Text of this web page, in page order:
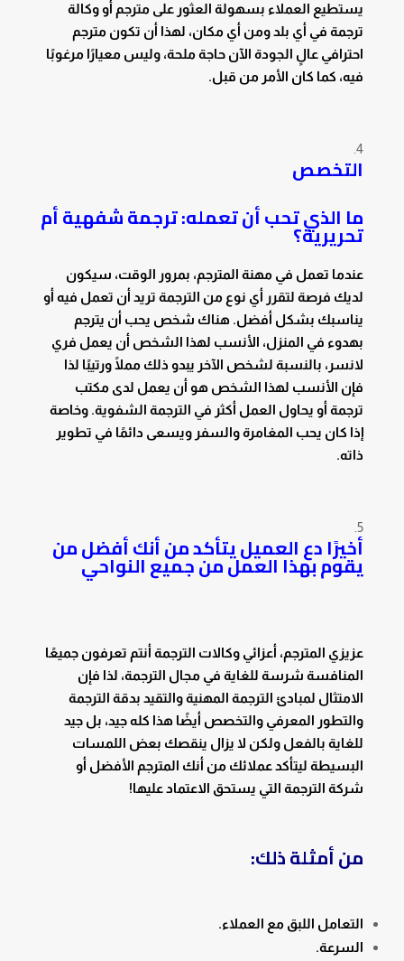
يستطيع العملاء بسهولة العثور على مترجم أو وكالة
ترجمة في أي بلد ومن أي مكان، لهذا أن تكون مترجم
احترافي عالٍ الجودة الآن حاجة ملحة، وليس معيارًا مرغوبًا
فيه، كما كان الأمر من قبل.
التخصص
ما الذي تحب أن تعمله: ترجمة شفهية أم
تحريرية؟
عندما تعمل في مهنة المترجم، بمرور الوقت، سيكون
لديك فرصة لتقرر أي نوع من الترجمة تريد أن تعمل فيه أو
يناسبك بشكل أفضل. هناك شخص يحب أن يترجم
بهدوء في المنزل، الأنسب لهذا الشخص أن يعمل فري
لانسر، بالنسبة لشخص الآخر يبدو ذلك مملًا ورتيبًا لذا
فإن الأنسب لهذا الشخص هو أن يعمل لدى مكتب
ترجمة أو يحاول العمل أكثر في الترجمة الشفوية. وخاصة
إذا كان يحب المغامرة والسفر ويسعى دائمًا في تطوير
ذاته.
أخيرًا دع العميل يتأكد من أنك أفضل من
يقوم بهذا العمل من جميع النواحي
عزيزي المترجم، أعزائي وكالات الترجمة أنتم تعرفون جميعًا
المنافسة شرسة للغاية في مجال الترجمة، لذا فإن
الامتثال لمبادئ الترجمة المهنية والتقيد بدقة الترجمة
والتطور المعرفي والتخصص أيضًا هذا كله جيد، بل جيد
للغاية بالفعل ولكن لا يزال ينقصك بعض اللمسات
البسيطة ليتأكد عملائك من أنك المترجم الأفضل أو
شركة الترجمة التي يستحق الاعتماد عليها!
من أمثلة ذلك:
التعامل اللبق مع العملاء.
السرعة.